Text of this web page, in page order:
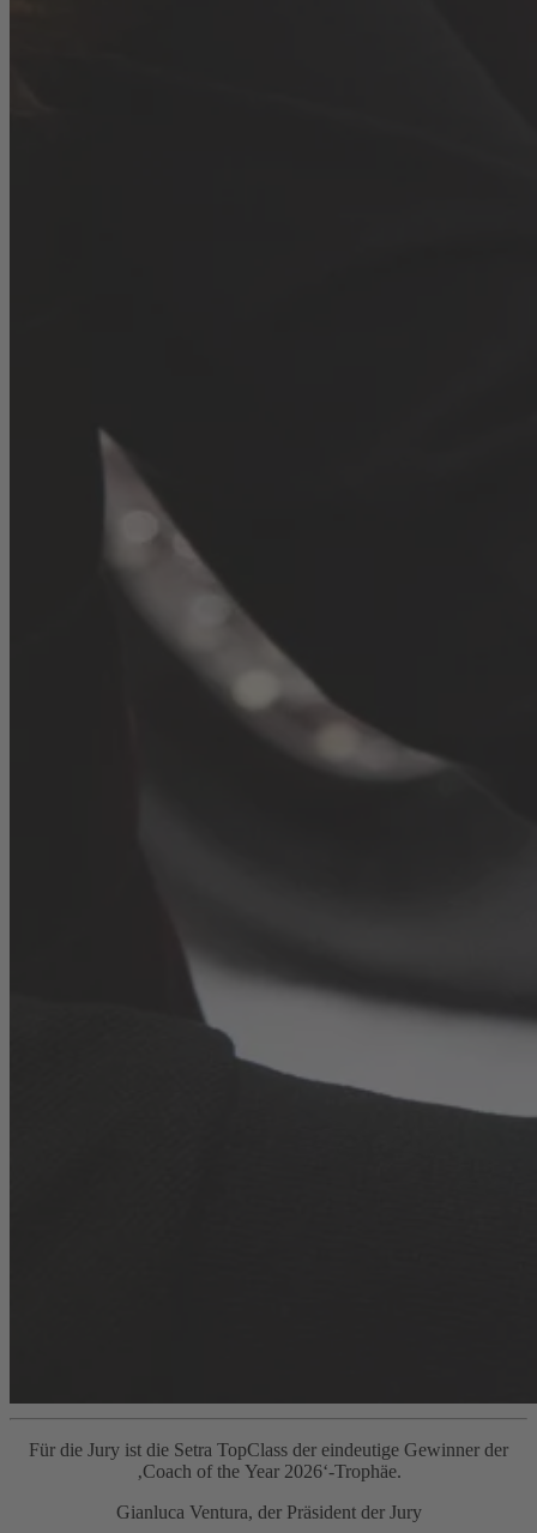
Für die Jury ist die Setra TopClass der eindeutige Gewinner der
‚Coach of the Year 2026‘‑Trophäe.
Gianluca Ventura, der Präsident der Jury